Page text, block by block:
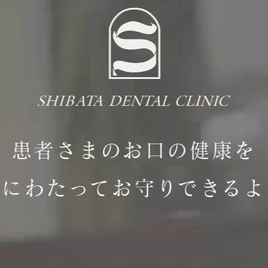
患者さまのお口の健康を
わたって お守りできる